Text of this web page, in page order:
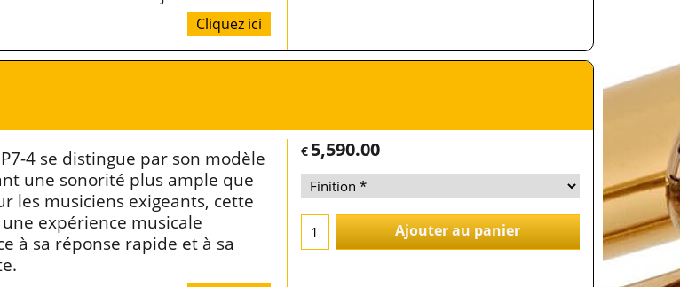
Cliquez ici
€ 5,590.00
Ajouter au panier
P7-4 se distingue par son modèle
une sonorité plus ample que
les musiciens exigeants, cette
expérience musicale
à sa réponse rapide et à sa